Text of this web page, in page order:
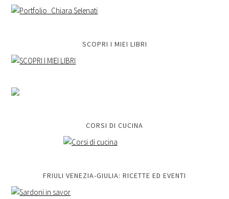
SCOPRI I MIEI LIBRI
CORSI DI CUCINA
FRIULI VENEZIA-GIULIA: RICETTE ED EVENTI